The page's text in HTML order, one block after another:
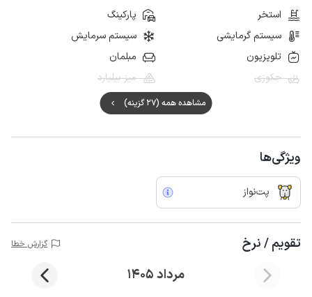
استخر
پارکینگ
سیستم گرمایشی
سیستم سرمایش
تلویزیون
مبلمان
جکوزی
میز بیلیارد
مشاهده همه (27 گزینه)
ویژگی‌ها
پت‌نواز
تقویم / نرخ گزارش خطا
مرداد 1405